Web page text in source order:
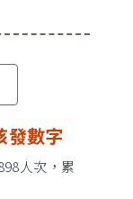
發數字
人次，累